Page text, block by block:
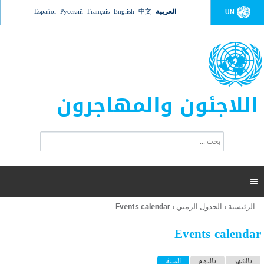
Jump to navigation UN العربية 中文
English
Français
Русский
Español
اللاجئون والمهاجرون
ت
ر
ل
ح
ب

أنت
هنا
الرئيسية › الجدول الزمني ›
Events calendar
Events calendar